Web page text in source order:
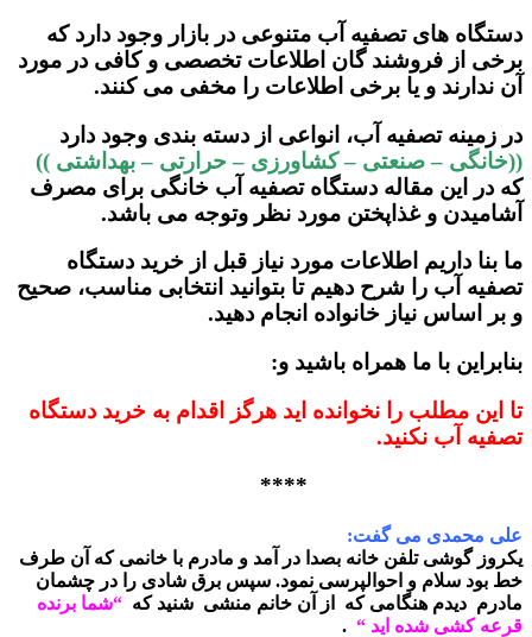
دستگاه هایتصفیه آب متنوعی در بازار وجود دارد که
برخی از فروشند گان اطلاعات تخصصی و کافی در مورد
آن ندارند و یا برخی اطلاعات را مخفی می کنند.
در زمینه تصفیه آب، انواعی از دسته بندی وجود دارد
((خانگی – صنعتی – کشاورزی – حرارتی – بهداشتی ))
که در این مقاله دستگاه تصفیه آب خانگی برای مصرف
آشامیدن و غذاپختن مورد نظر وتوجه می باشد.
ما بنا داریم اطلاعات مورد نیاز قبل از خرید دستگاه
تصفیه آب را شرح دهیم تا بتوانید انتخابی مناسب، صحیح
و بر اساس نیاز خانواده انجام دهید.
بنابراین با ما همراه باشید و:
تا این مطلب را نخوانده اید هرگز اقدام به خرید دستگاه
تصفیه آب نکنید.
****
علی محمدی می گفت:
یکروز گوشی تلفن خانه بصدا در آمد و مادرم با خانمی که آن طرف
خط بود سلام و احوالپرسی نمود. سپس برق شادی را در چشمان
مادرم دیدم هنگامی که از آن خانم منشی شنید که “شما برنده
قرعه کشی شده اید “ .